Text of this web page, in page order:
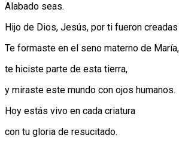
Alabado seas.
Hijo de Dios, Jesús, por ti fueron
Te formaste en el seno materno de María,
te hiciste parte de esta tierra,
y miraste este mundo con ojos humanos.
Hoy estás vivo en cada criatura
con tu gloria de resucitado.